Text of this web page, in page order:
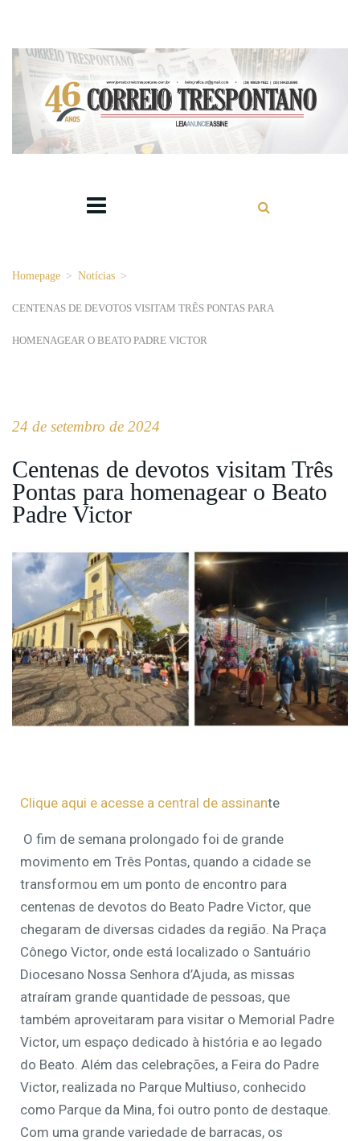
Homepage > Notícias >
CENTENAS DE DEVOTOS VISITAM TRÊS PONTAS PARA
HOMENAGEAR O BEATO PADRE VICTOR
24 de setembro de 2024
Centenas de devotos visitam Três
Pontas para homenagear o Beato
Padre Victor
Clique aqui e acesse a central de assinante
O fim de semana prolongado foi de grande
movimento em Três Pontas, quando a cidade se
transformou em um ponto de encontro para
centenas de devotos do Beato Padre Victor, que
chegaram de diversas cidades da região. Na Praça
Cônego Victor, onde está localizado o Santuário
Diocesano Nossa Senhora d’Ajuda, as missas
atraíram grande quantidade de pessoas, que
também aproveitaram para visitar o Memorial Padre
Victor, um espaço dedicado à história e ao legado
do Beato. Além das celebrações, a Feira do Padre
Victor, realizada no Parque Multiuso, conhecido
como Parque da Mina, foi outro ponto de destaque.
Com uma grande variedade de barracas, os